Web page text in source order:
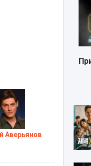
Аверьянов